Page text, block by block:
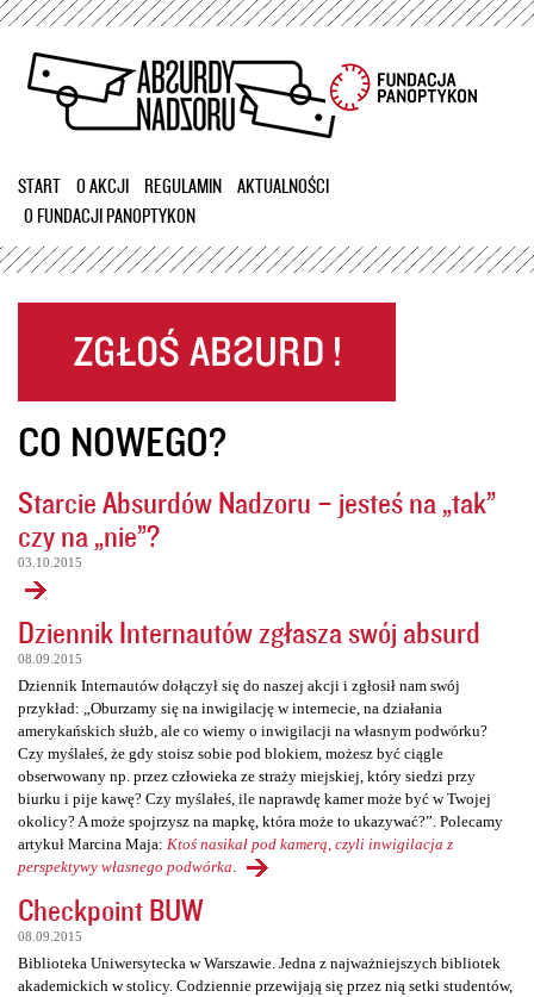
Przejdź
treści
START O AKCJI REGULAMIN
AKTUALNOŚCI
O FUNDACJI PANOPTYKON
CO NOWEGO?
Starcie Absurdów Nadzoru – jesteś na „tak”
czy na „nie”?
03.10.2015
Dziennik Internautów zgłasza swój absurd
08.09.2015
Dziennik Internautów dołączył się do naszej akcji i zgłosił nam swój
przykład: „Oburzamy się na inwigilację w internecie, na działania
amerykańskich służb, ale co wiemy o inwigilacji na własnym podwórku?
Czy myślałeś, że gdy stoisz sobie pod blokiem, możesz być ciągle
obserwowany np. przez człowieka ze straży miejskiej, który siedzi przy
biurku i pije kawę? Czy myślałeś, ile naprawdę kamer może być w Twojej
okolicy? A może spojrzysz na mapkę, która może to ukazywać?”. Polecamy
artykuł Marcina Maja: Ktoś nasikał pod kamerą, czyli inwigilacja z
perspektywy własnego podwórka
Checkpoint BUW
08.09.2015
Biblioteka Uniwersytecka w Warszawie. Jedna z najważniejszych bibliotek
akademickich w stolicy. Codziennie przewijają się przez nią setki studentów,